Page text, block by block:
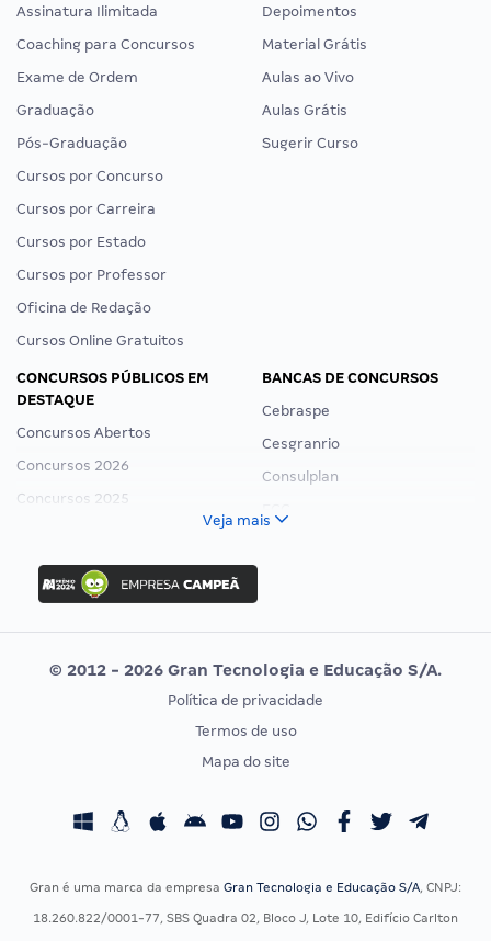
Assinatura Ilimitada
Coaching para Concursos
Exame de Ordem
Graduação
Pós-Graduação
Cursos por Concurso
Cursos por Carreira
Cursos por Estado
Cursos por Professor
Oficina de Redação
Cursos Online Gratuitos
Depoimentos
Material Grátis
Aulas ao Vivo
Aulas Grátis
Sugerir Curso
CONCURSOS PÚBLICOS EM
DESTAQUE
Concursos Abertos
Concursos 2026
Concursos 2025
Concurso Nacional Unificado
Concurso Ibama
Concurso MPU
Editais publicados
BANCAS DE CONCURSOS
Cebraspe
Cesgranrio
Consulplan
Vunesp
CONCURSOS POR PROFISSÃO
Concursos Fiscais
EXAME DE ORDEM
Calendário OAB
Veja mais
© 2012 - 2026 Gran Tecnologia e Educação S/A.
Política de privacidade
Termos de uso
Mapa do site
Gran é uma marca da empresa Gran Tecnologia e Educação S/A, CNPJ:
18.260.822/0001-77, SBS Quadra 02, Bloco J, Lote 10, Edifício Carlton